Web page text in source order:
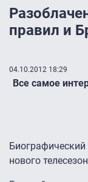
правил и
04.10.2012 18:29
Все самое
Биографический
нового